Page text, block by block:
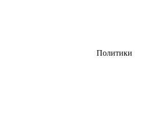
Политики